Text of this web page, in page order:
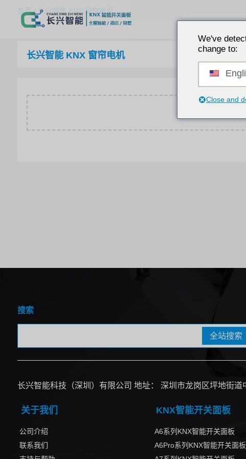
首页/ 长兴智能 KNX 窗帘电机
长兴智能 KNX 窗帘电机
搜索
全站搜索
长兴智能科技（深圳）有限公司 地址： 深圳市龙岗区坪地街
关于我们
公司介绍
联系我们
KNX智能开关面板
A6系列KNX智能开关面板
A6Pro系列KNX智能开关面板
We've
change to:
Close and